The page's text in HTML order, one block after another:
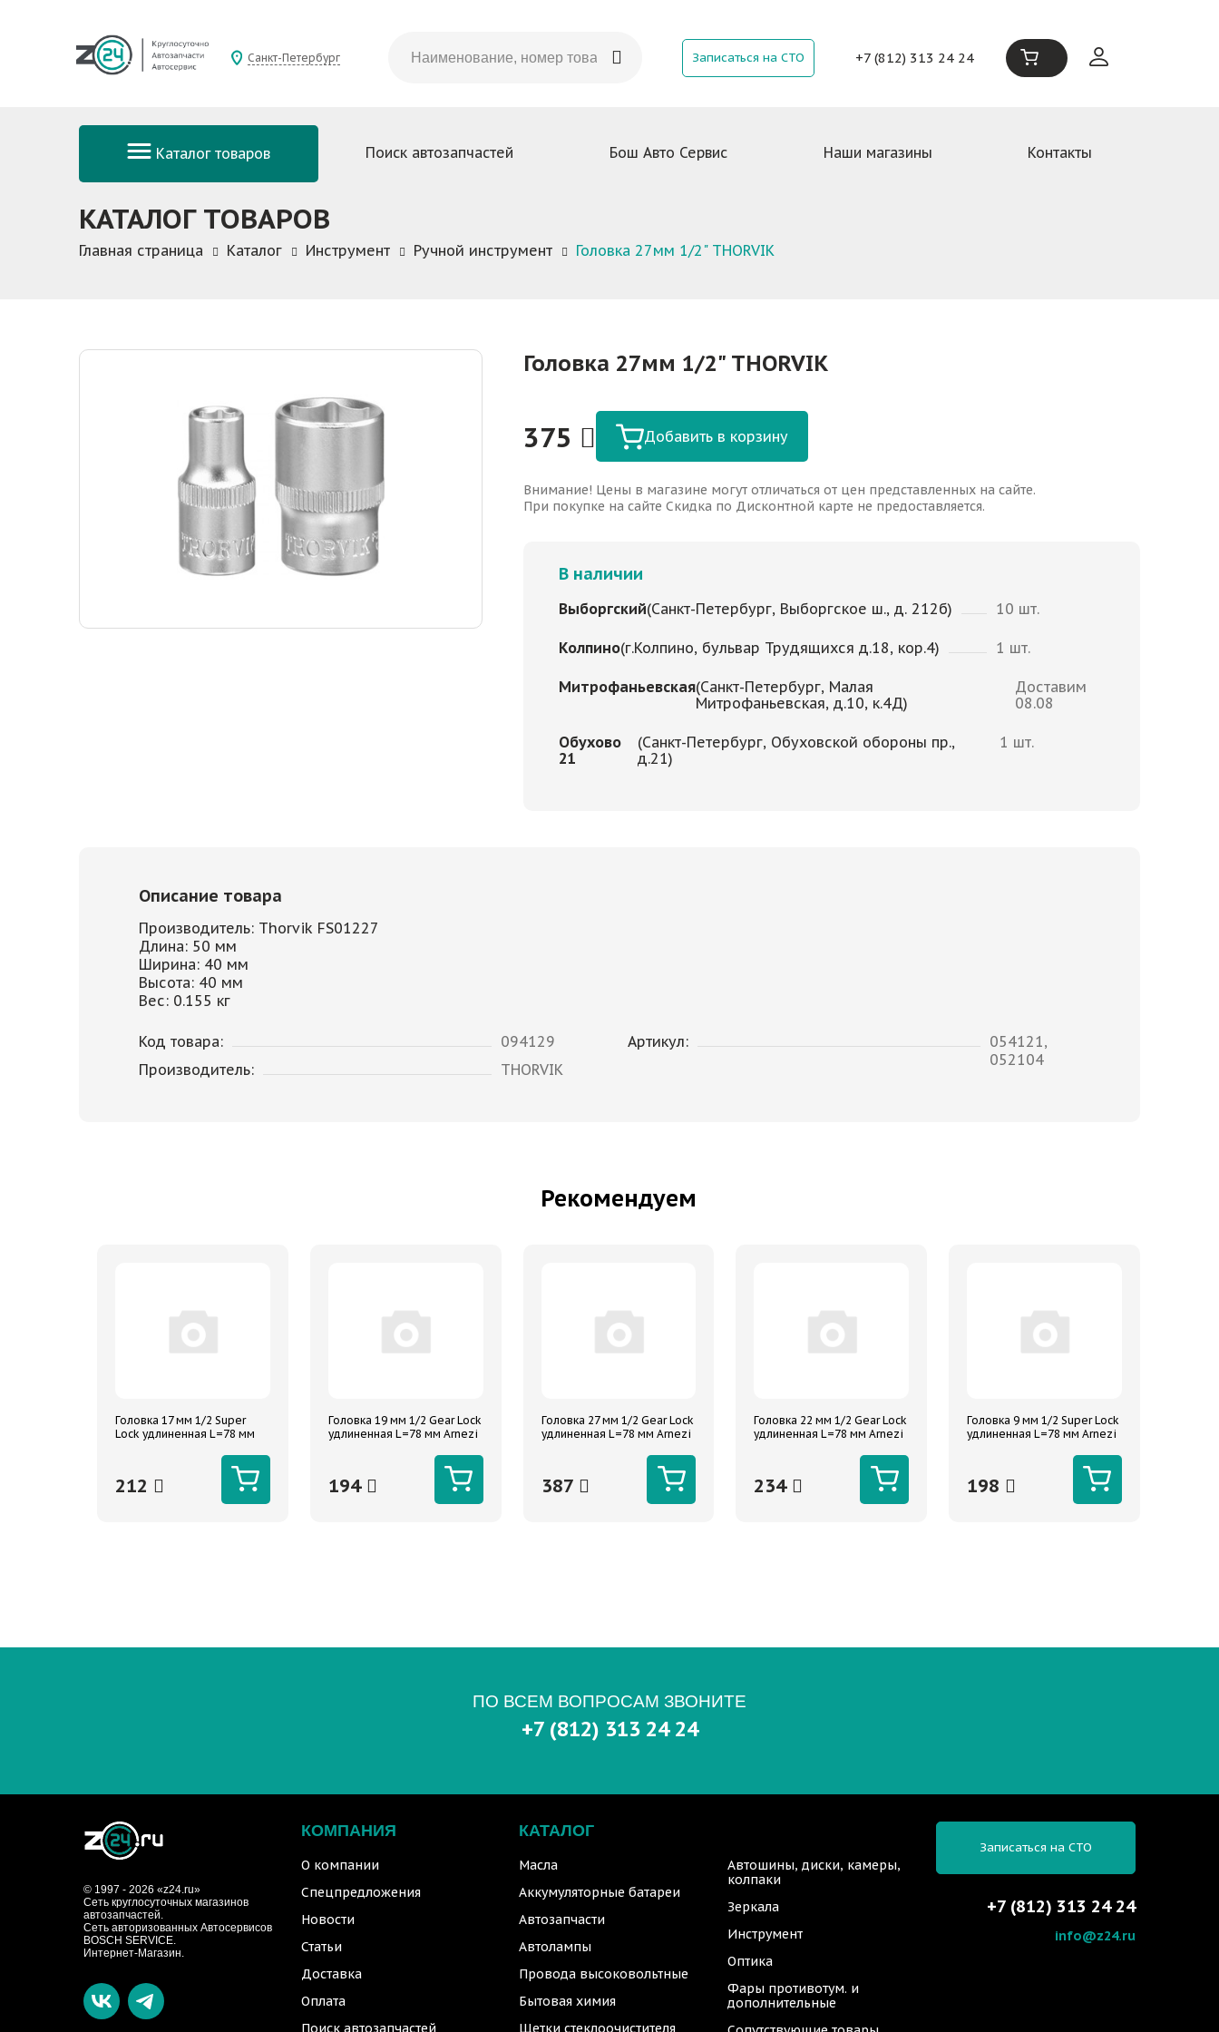
Санкт-Петербург Записаться на СТО +7 (812) 313 24 24
Каталог товаров Поиск автозапчастей Бош Авто Сервис Наши магазины Контакты
КАТАЛОГ ТОВАРОВ
Главная страница Каталог Инструмент Ручной инструмент Головка 27мм 1/2" THORVIK
Головка 27мм 1/2" THORVIK
375 Добавить в корзину
Внимание! Цены в магазине могут отличаться от цен представленных на сайте.
При покупке на сайте Скидка по Дисконтной карте не предоставляется.
В наличии
Выборгский(Санкт-Петербург, Выборгское ш., д. 212б) 10 шт.
Колпино(г.Колпино, бульвар Трудящихся д.18, кор.4) 1 шт.
Митрофаньевская(Санкт-Петербург, Малая
Митрофаньевская, д.10, к.4Д)
Доставим
08.08
Обухово
21
(Санкт-Петербург, Обуховской обороны пр.,
д.21)
1 шт.
Описание товара
Производитель: Thorvik FS01227
Длина: 50 мм
Ширина: 40 мм
Высота: 40 мм
Вес: 0.155 кг
Код товара:
094129
Производитель:
THORVIK
Артикул:
054121,
052104
Рекомендуем
Головка 17 мм 1/2 Super
Lock удлиненная L=78 мм
212
Головка 19 мм 1/2 Gear Lock
удлиненная L=78 мм Arnezi
194
Головка 27 мм 1/2 Gear Lock
удлиненная L=78 мм Arnezi
387
Головка 22 мм 1/2 Gear Lock
удлиненная L=78 мм Arnezi
234
Головка 9 мм 1/2 Super Lock
удлиненная L=78 мм Arnezi
198
ПО ВСЕМ ВОПРОСАМ ЗВОНИТЕ
+7 (812) 313 24 24
© 1997 - 2026 «z24.ru»
Cеть круглосуточных магазинов
автозапчастей.
Сеть авторизованных Автосервисов
BOSCH SERVICE.
Интернет-Магазин.
КОМПАНИЯ
О компании
Спецпредложения
Новости
Статьи
Доставка
Оплата
Поиск автозапчастей
КАТАЛОГ
Масла
Аккумуляторные батареи
Автозапчасти
Автолампы
Провода высоковольтные
Бытовая химия
Щетки стеклоочистителя
Автошины, диски, камеры,
колпаки
Зеркала
Инструмент
Оптика
Фары противотум. и
дополнительные
Записаться на СТО
+7 (812) 313 24 24
info@z24.ru